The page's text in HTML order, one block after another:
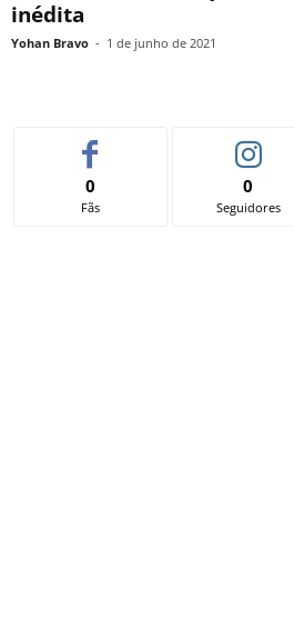
inédita
Yohan Bravo - 1 de junho de 2021
0
Fãs
0
Seguidores